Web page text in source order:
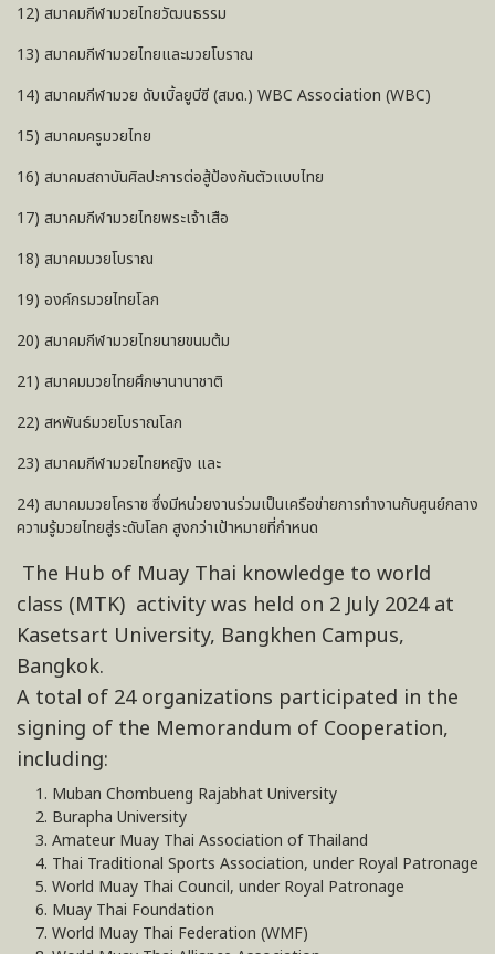
12) สมาคมกีฬามวยไทยวัฒนธรรม
13) สมาคมกีฬามวยไทยและมวยโบราณ
14) สมาคมกีฬามวย ดับเบิ้ลยูบีซี (สมด.) WBC Association (WBC)
15) สมาคมครูมวยไทย
16) สมาคมสถาบันศิลปะการต่อสู้ป้องกันตัวแบบไทย
17) สมาคมกีฬามวยไทยพระเจ้าเสือ
18) สมาคมมวยโบราณ
19) องค์กรมวยไทยโลก
20) สมาคมกีฬามวยไทยนายขนมต้ม
21) สมาคมมวยไทยศึกษานานาชาติ
22) สหพันธ์มวยโบราณโลก
23) สมาคมกีฬามวยไทยหญิง และ
24) สมาคมมวยโคราช ซึ่งมีหน่วยงานร่วมเป็นเครือข่ายการทำงานกับศูนย์กลาง
ความรู้มวยไทยสู่ระดับโลก สูงกว่าเป้าหมายที่กำหนด
The Hub of Muay Thai knowledge to world
class (MTK) activity was held on 2 July 2024 at
Kasetsart University, Bangkhen Campus,
Bangkok.
A total of 24 organizations participated in the
signing of the Memorandum of Cooperation,
including:
Muban Chombueng Rajabhat University
Burapha University
Amateur Muay Thai Association of Thailand
Thai Traditional Sports Association, under Royal Patronage
World Muay Thai Council, under Royal Patronage
Muay Thai Foundation
World Muay Thai Federation (WMF)